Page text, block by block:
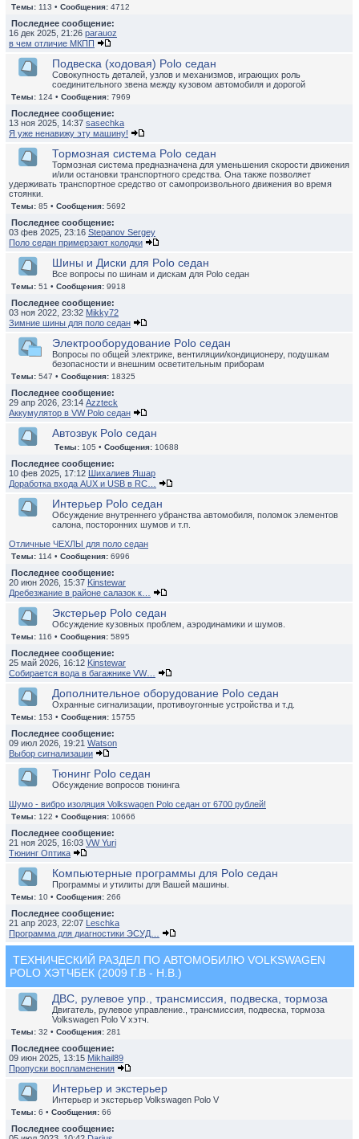
Темы: 113 • Сообщения: 4712
Последнее сообщение:
16 дек 2025, 21:26 parauoz
в чем отличие МКПП
Подвеска (ходовая) Polo седан
Совокупность деталей, узлов и механизмов, играющих роль
соединительного звена между кузовом автомобиля и дорогой
Темы: 124 • Сообщения: 7969
Последнее сообщение:
13 ноя 2025, 14:37 sasechka
Я уже ненавижу эту машину!
Тормозная система Polo седан
Тормозная система предназначена для уменьшения скорости движения
и/или остановки транспортного средства. Она также позволяет
удерживать транспортное средство от самопроизвольного движения во время
стоянки.
Темы: 85 • Сообщения: 5692
Последнее сообщение:
03 фев 2025, 23:16 Stepanov Sergey
Поло седан примерзают колодки
Шины и Диски для Polo седан
Все вопросы по шинам и дискам для Polo седан
Темы: 51 • Сообщения: 9918
Последнее сообщение:
03 ноя 2022, 23:32 Mikky72
Зимние шины для поло седан
Электрооборудование Polo седан
Вопросы по общей электрике, вентиляции/кондиционеру, подушкам
безопасности и внешним осветительным приборам
Темы: 547 • Сообщения: 18325
Последнее сообщение:
29 апр 2026, 23:14 Azzteck
Аккумулятор в VW Polo седан
Автозвук Polo седан
Темы: 105 • Сообщения: 10688
Последнее сообщение:
10 фев 2025, 17:12 Шихалиев Яшар
Доработка входа AUX и USB в RC…
Интерьер Polo седан
Обсуждение внутреннего убранства автомобиля, поломок элементов
салона, посторонних шумов и т.п.
Отличные ЧЕХЛЫ для поло седан
Темы: 114 • Сообщения: 6996
Последнее сообщение:
20 июн 2026, 15:37 Kinstewar
Дребезжание в районе салазок к…
Экстерьер Polo седан
Обсуждение кузовных проблем, аэродинамики и шумов.
Темы: 116 • Сообщения: 5895
Последнее сообщение:
25 май 2026, 16:12 Kinstewar
Собирается вода в багажнике VW…
Дополнительное оборудование Polo седан
Охранные сигнализации, противоугонные устройства и т.д.
Темы: 153 • Сообщения: 15755
Последнее сообщение:
09 июл 2026, 19:21 Watson
Выбор сигнализации
Тюнинг Polo седан
Обсуждение вопросов тюнинга
Шумо - вибро изоляция Volkswagen Polo седан от 6700 рублей!
Темы: 122 • Сообщения: 10666
Последнее сообщение:
21 ноя 2025, 16:03 VW Yuri
Тюнинг Оптика
Компьютерные программы для Polo седан
Программы и утилиты для Вашей машины.
Темы: 10 • Сообщения: 266
Последнее сообщение:
21 апр 2023, 22:07 Leschka
Программа для диагностики ЭСУД…
ТЕХНИЧЕСКИЙ РАЗДЕЛ ПО АВТОМОБИЛЮ VOLKSWAGEN
POLO ХЭТЧБЕК (2009 Г.В - Н.В.)
ДВС, рулевое упр., трансмиссия, подвеска, тормоза
Двигатель, рулевое управление., трансмиссия, подвеска, тормоза
Volkswagen Polo V хэтч.
Темы: 32 • Сообщения: 281
Последнее сообщение:
09 июн 2025, 13:15 Mikhail89
Пропуски воспламенения
Интерьер и экстерьер
Интерьер и экстерьер Volkswagen Polo V
Темы: 6 • Сообщения: 66
Последнее сообщение: